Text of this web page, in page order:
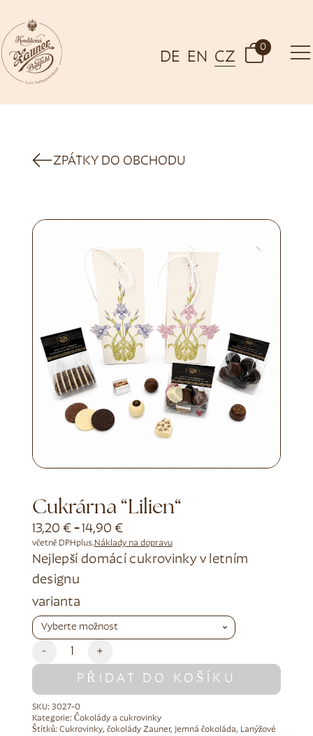
DE EN CZ
0
ZPÁTKY DO OBCHODU
Cukrárna “Lilien“
13,20 €- 14,90 €
včetně DPH plus.Náklady na dopravu
Nejlepší domácí cukrovinky v letním
designu
varianta
- +
PŘIDAT DO KOŠÍKU
Alternative:
SKU: 3027-0
Kategorie: Čokolády a cukrovinky
Štítků: Cukrovinky, čokolády Zauner, Jemná čokoláda, Lanýžové